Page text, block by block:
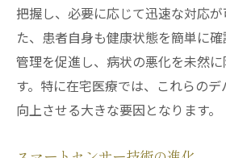
アプリ開発の最新動向
アプリ利用者の声から見
モニタリング技術が改善する
在宅医療で得られる安心感
精神的健康の向上と社会参
把握し、必要に応じて迅速な対応
た、患者自身も健康状態を簡単に
管理を促進し、病状の悪化を未然
す。特に在宅医療では、これらの
向上させる大きな要因となります。